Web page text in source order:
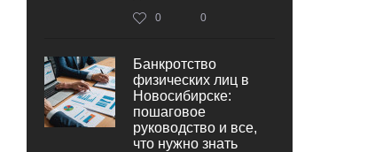
0 0
Банкротство
физических лиц в
Новосибирске:
пошаговое
руководство и все,
что нужно знать